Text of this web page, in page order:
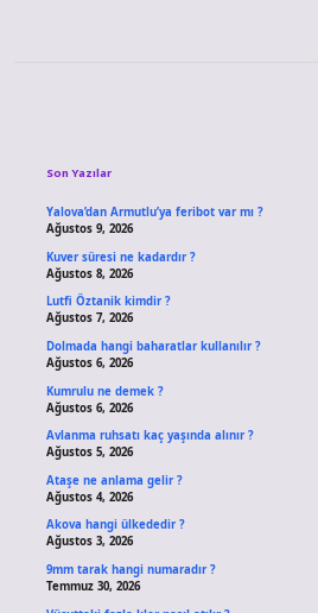
Son Yazılar
Yalova’dan Armutlu’ya feribot var mı ?
Ağustos 9, 2026
Kuver süresi ne kadardır ?
Ağustos 8, 2026
Lutfi Öztanik kimdir ?
Ağustos 7, 2026
Dolmada hangi baharatlar kullanılır ?
Ağustos 6, 2026
Kumrulu ne demek ?
Ağustos 6, 2026
Avlanma ruhsatı kaç yaşında alınır ?
Ağustos 5, 2026
Ataşe ne anlama gelir ?
Ağustos 4, 2026
Akova hangi ülkededir ?
Ağustos 3, 2026
9mm tarak hangi numaradır ?
Temmuz 30, 2026